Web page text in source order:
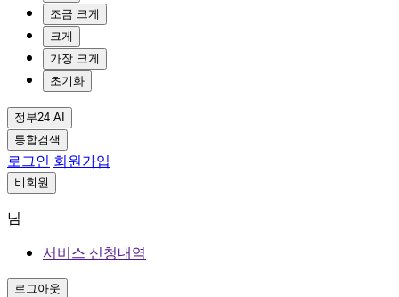
조금 크게
크게
가장 크게
초기화
정부24 AI
통합검색
로그인 회원가입
비회원
님
서비스 신청내역
로그아웃